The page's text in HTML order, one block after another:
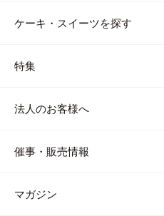
ケーキ・スイーツを探す
特集
法人のお客様へ
催事・販売情報
マガジン